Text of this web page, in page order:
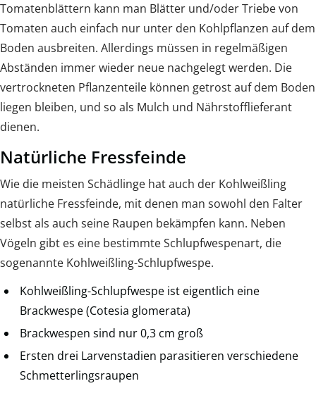
Tomatenblättern kann man Blätter und/oder Triebe von
Tomaten auch einfach nur unter den Kohlpflanzen auf dem
Boden ausbreiten. Allerdings müssen in regelmäßigen
Abständen immer wieder neue nachgelegt werden. Die
vertrockneten Pflanzenteile können getrost auf dem Boden
liegen bleiben, und so als Mulch und Nährstofflieferant
dienen.
Natürliche Fressfeinde
Wie die meisten Schädlinge hat auch der Kohlweißling
natürliche Fressfeinde, mit denen man sowohl den Falter
selbst als auch seine Raupen bekämpfen kann. Neben
Vögeln gibt es eine bestimmte Schlupfwespenart, die
sogenannte Kohlweißling-Schlupfwespe.
Kohlweißling-Schlupfwespe ist eigentlich eine
Brackwespe (Cotesia glomerata)
Brackwespen sind nur 0,3 cm groß
Ersten drei Larvenstadien parasitieren verschiedene
Schmetterlingsraupen